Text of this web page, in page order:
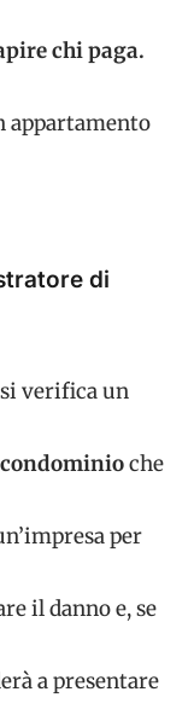
chi paga.
appartamento
di
verifica un
che
per
il danno e, se
a presentare